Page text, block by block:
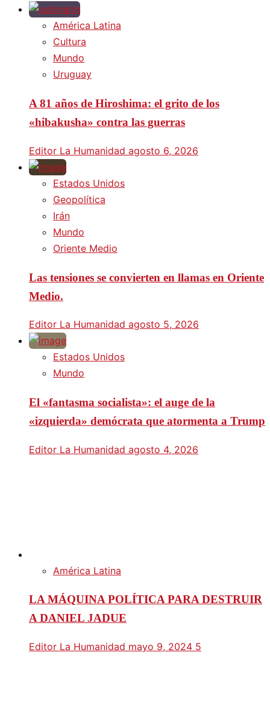
América Latina
Cultura
Mundo
Uruguay
A 81 años de Hiroshima: el grito de los
«hibakusha» contra las guerras
Editor La Humanidad agosto 6, 2026
Estados Unidos
Geopolítica
Irán
Mundo
Oriente Medio
Las tensiones se convierten en llamas en Oriente
Medio.
Editor La Humanidad agosto 5, 2026
Estados Unidos
Mundo
El «fantasma socialista»: el auge de la
«izquierda» demócrata que atormenta a Trump
Editor La Humanidad agosto 4, 2026
América Latina
LA MÁQUINA POLÍTICA PARA DESTRUIR
A DANIEL JADUE
Editor La Humanidad mayo 9, 2024 5